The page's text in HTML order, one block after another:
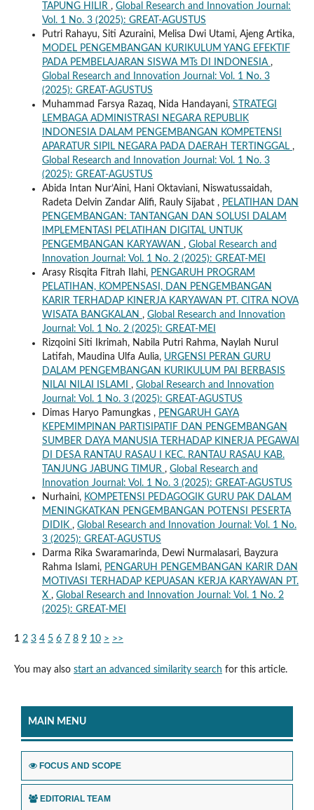
TAPUNG HILIR , Global Research and Innovation Journal:
Vol. 1 No. 3 (2025): GREAT-AGUSTUS
Putri Rahayu, Siti Azuraini, Melisa Dwi Utami, Ajeng Artika,
MODEL PENGEMBANGAN KURIKULUM YANG EFEKTIF
PADA PEMBELAJARAN SISWA MTs DI INDONESIA ,
Global Research and Innovation Journal: Vol. 1 No. 3
(2025): GREAT-AGUSTUS
Muhammad Farsya Razaq, Nida Handayani, STRATEGI
LEMBAGA ADMINISTRASI NEGARA REPUBLIK
INDONESIA DALAM PENGEMBANGAN KOMPETENSI
APARATUR SIPIL NEGARA PADA DAERAH TERTINGGAL ,
Global Research and Innovation Journal: Vol. 1 No. 3
(2025): GREAT-AGUSTUS
Abida Intan Nur’Aini, Hani Oktaviani, Niswatussaidah,
Radeta Delvin Zandar Alifi, Rauly Sijabat , PELATIHAN DAN
PENGEMBANGAN: TANTANGAN DAN SOLUSI DALAM
IMPLEMENTASI PELATIHAN DIGITAL UNTUK
PENGEMBANGAN KARYAWAN , Global Research and
Innovation Journal: Vol. 1 No. 2 (2025): GREAT-MEI
Arasy Risqita Fitrah Ilahi, PENGARUH PROGRAM
PELATIHAN, KOMPENSASI, DAN PENGEMBANGAN
KARIR TERHADAP KINERJA KARYAWAN PT. CITRA NOVA
WISATA BANGKALAN , Global Research and Innovation
Journal: Vol. 1 No. 2 (2025): GREAT-MEI
Rizqoini Siti Ikrimah, Nabila Putri Rahma, Naylah Nurul
Latifah, Maudina Ulfa Aulia, URGENSI PERAN GURU
DALAM PENGEMBANGAN KURIKULUM PAI BERBASIS
NILAI NILAI ISLAMI , Global Research and Innovation
Journal: Vol. 1 No. 3 (2025): GREAT-AGUSTUS
Dimas Haryo Pamungkas , PENGARUH GAYA
KEPEMIMPINAN PARTISIPATIF DAN PENGEMBANGAN
SUMBER DAYA MANUSIA TERHADAP KINERJA PEGAWAI
DI DESA RANTAU RASAU I KEC. RANTAU RASAU KAB.
TANJUNG JABUNG TIMUR , Global Research and
Innovation Journal: Vol. 1 No. 3 (2025): GREAT-AGUSTUS
Nurhaini, KOMPETENSI PEDAGOGIK GURU PAK DALAM
MENINGKATKAN PENGEMBANGAN POTENSI PESERTA
DIDIK , Global Research and Innovation Journal: Vol. 1 No.
3 (2025): GREAT-AGUSTUS
Darma Rika Swaramarinda, Dewi Nurmalasari, Bayzura
Rahma Islami, PENGARUH PENGEMBANGAN KARIR DAN
MOTIVASI TERHADAP KEPUASAN KERJA KARYAWAN PT.
X , Global Research and Innovation Journal: Vol. 1 No. 2
(2025): GREAT-MEI
1 2 3 4 5 6 7 8 9 10 > >>
You may also start an advanced similarity search for this article.
MAIN MENU
FOCUS AND SCOPE
EDITORIAL TEAM